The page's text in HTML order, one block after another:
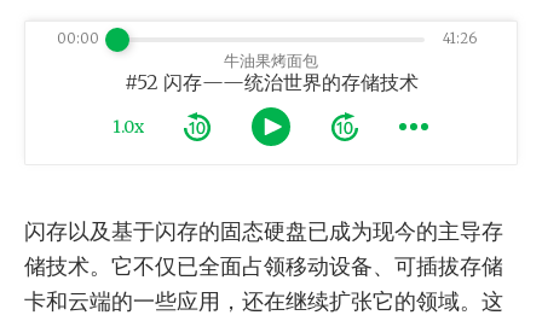
牛油果烤面包
#52 闪存——统治世界的存储技术
1.0x
00:00 41:26
闪存以及基于闪存的固态硬盘已成为现今的主导存
储技术。它不仅已全面占领移动设备、可插拔存储
卡和云端的一些应用，还在继续扩张它的领域。这